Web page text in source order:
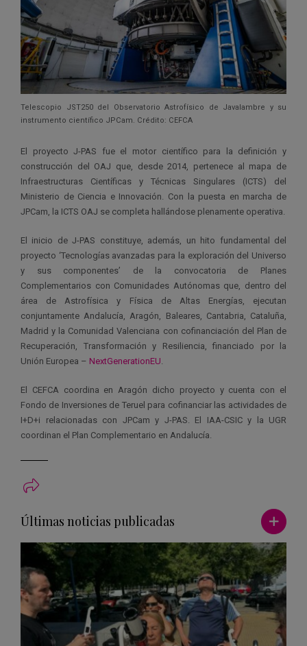
Telescopio JST250 del Observatorio Astrofísico de Javalambre y su
instrumento científico JPCam. Crédito: CEFCA
El proyecto J-PAS fue el motor científico para la definición y
construcción del OAJ que, desde 2014, pertenece al mapa de
Infraestructuras Científicas y Técnicas Singulares (ICTS) del
Ministerio de Ciencia e Innovación. Con la puesta en marcha de
JPCam, la ICTS OAJ se completa hallándose plenamente operativa.
El inicio de J-PAS constituye, además, un hito fundamental del
proyecto ‘Tecnologías avanzadas para la exploración del Universo
y sus componentes’ de la convocatoria de Planes
Complementarios con Comunidades Autónomas que, dentro del
área de Astrofísica y Física de Altas Energías, ejecutan
conjuntamente Andalucía, Aragón, Baleares, Cantabria, Cataluña,
Madrid y la Comunidad Valenciana con cofinanciación del Plan de
Recuperación, Transformación y Resiliencia, financiado por la
Unión Europea – NextGenerationEU
El CEFCA coordina en Aragón dicho proyecto y cuenta con el
Fondo de Inversiones de Teruel para cofinanciar las actividades de
I+D+i relacionadas con JPCam y J-PAS. El IAA-CSIC y la UGR
coordinan el Plan Complementario en Andalucía.
Últimas noticias publicadas Ver más